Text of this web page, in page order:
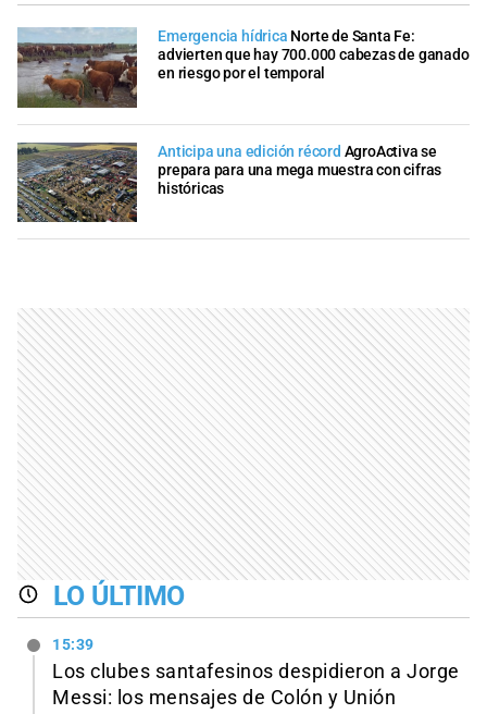
Emergencia hídrica Norte de Santa Fe:
advierten que hay 700.000 cabezas de ganado
en riesgo por el temporal
Anticipa una edición récord AgroActiva se
prepara para una mega muestra con cifras
históricas
LO ÚLTIMO
15:39
Los clubes santafesinos despidieron a Jorge
Messi: los mensajes de Colón y Unión